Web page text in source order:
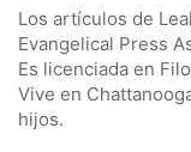
Los artículos de
Evangelical Press
Es licenciada en
Vive en
hijos.